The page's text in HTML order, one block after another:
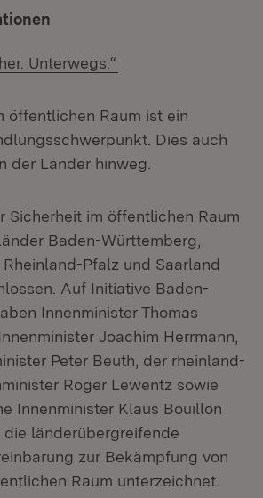
Unterwegs.“
öffentlichen Raum ist ein
Dies auch
der Länder hinweg.
Sicherheit im öffentlichen Raum
Baden-Württemberg,
Rheinland-Pfalz und Saarland
Auf Initiative Baden-
Innenminister Thomas
Joachim Herrmann,
Peter Beuth, der rheinland-
Roger Lewentz sowie
Innenminister Klaus Bouillon
die länderübergreifende
zur Bekämpfung von
Raum unterzeichnet.